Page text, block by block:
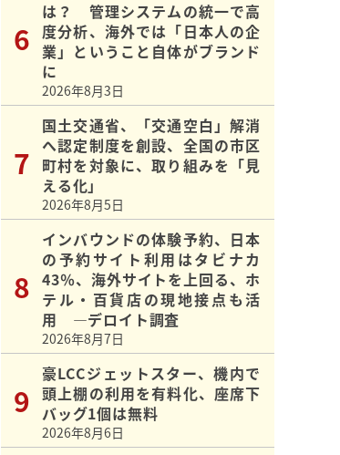
は？ 管理システムの統一で高
度分析、海外では「日本人の企
業」ということ自体がブランド
に
2026年8月3日
国土交通省、「交通空白」解消
へ認定制度を創設、全国の市区
町村を対象に、取り組みを「見
える化」
2026年8月5日
インバウンドの体験予約、日本
の予約サイト利用はタビナカ
43％、海外サイトを上回る、ホ
テル・百貨店の現地接点も活
用 ―デロイト調査
2026年8月7日
豪LCCジェットスター、機内で
頭上棚の利用を有料化、座席下
バッグ1個は無料
2026年8月6日